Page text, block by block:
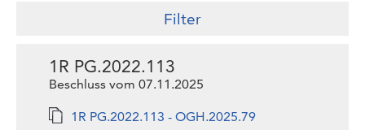
Filter
1R PG.2022.113
Beschluss vom 07.11.2025
1R PG.2022.113 - OGH.2025.79